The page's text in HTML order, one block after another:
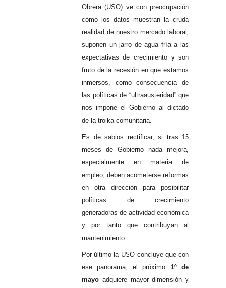
Obrera (USO) ve con preocupación
cómo los datos muestran la cruda
realidad de nuestro mercado laboral,
suponen un jarro de agua fría a las
expectativas de crecimiento y son
fruto de la recesión en que estamos
inmersos, como consecuencia de
las políticas de “ultraausteridad” que
nos impone el Gobierno al dictado
de la troika comunitaria.
Es de sabios rectificar, si tras 15
meses de Gobierno nada mejora,
especialmente en materia de
empleo, deben acometerse reformas
en otra dirección para posibilitar
políticas de crecimiento
generadoras de actividad económica
y por tanto que contribuyan al
mantenimiento
Por último la USO concluye que con
ese panorama, el próximo 1º de
mayo adquiere mayor dimensión y